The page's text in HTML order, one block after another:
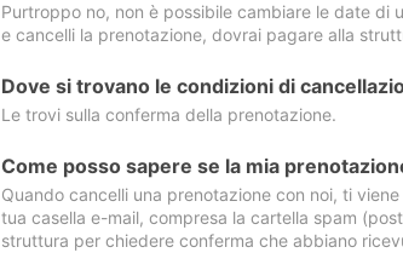
Purtroppo no, non è possibile cambiare le date di
e cancelli la prenotazione, dovrai pagare alla
Dove si trovano le condizioni di
Le trovi sulla conferma della prenotazione.
Come posso sapere se la mia
Quando cancelli una prenotazione con noi, ti
tua casella e-mail, compresa la cartella spam
struttura per chiedere conferma che abbiano